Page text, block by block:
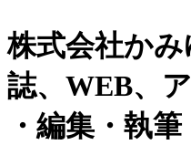
株式会社か
誌、WEB、
・編集・執